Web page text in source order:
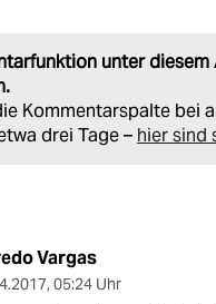
unter
Kommentarspalte bei
drei Tage – hier sind
Vargas
, 05:24 Uhr